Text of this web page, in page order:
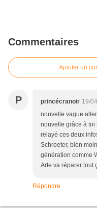
Commentaires
Ajouter un
P princécranoir 19/
nouvelle vague
nouvelle grâce à
relayé ces deux
Schroeter, bien
génération comme
Arte va réparer tout
Répondre